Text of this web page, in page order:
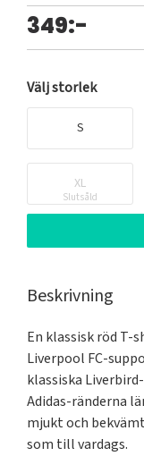
349:-
Välj storlek
S
XL
Slutsåld
Beskrivning
En klassisk röd T-
Liverpool FC-
klassiska
Adidas-ränderna
mjukt och
som till vardags.